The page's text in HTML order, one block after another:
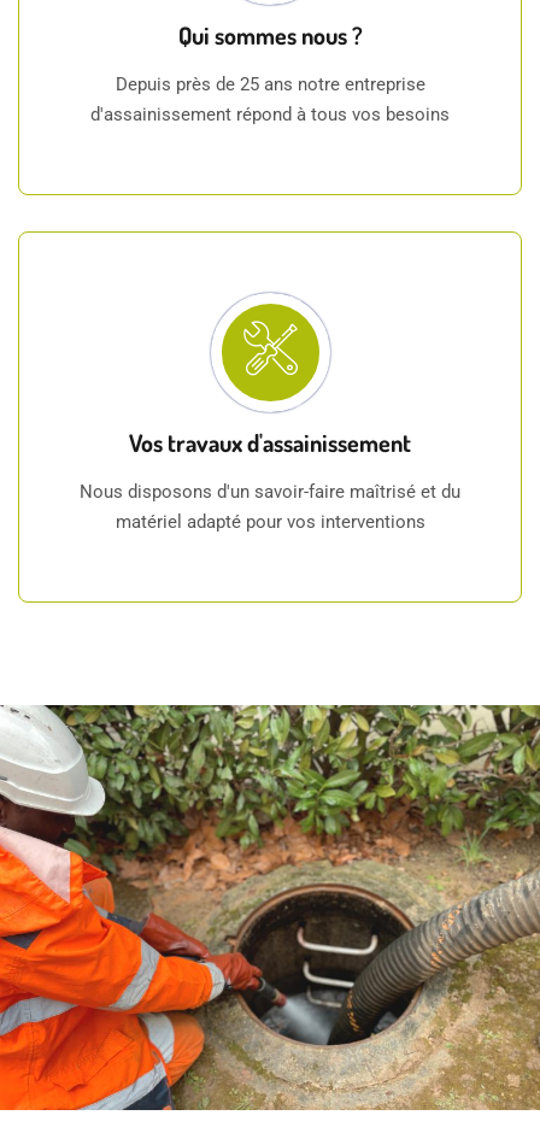
Qui sommes nous ?
Depuis près de 25 ans notre entreprise
d'assainissement répond à tous vos besoins
Vos travaux d'assainissement
Nous disposons d'un savoir-faire maîtrisé et du
matériel adapté pour vos interventions